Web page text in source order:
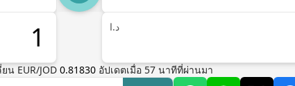
د.ا
ยน EUR/JOD 0.81830 อัปเดตเมื่อ 57 นาทีที่ผ่านมา